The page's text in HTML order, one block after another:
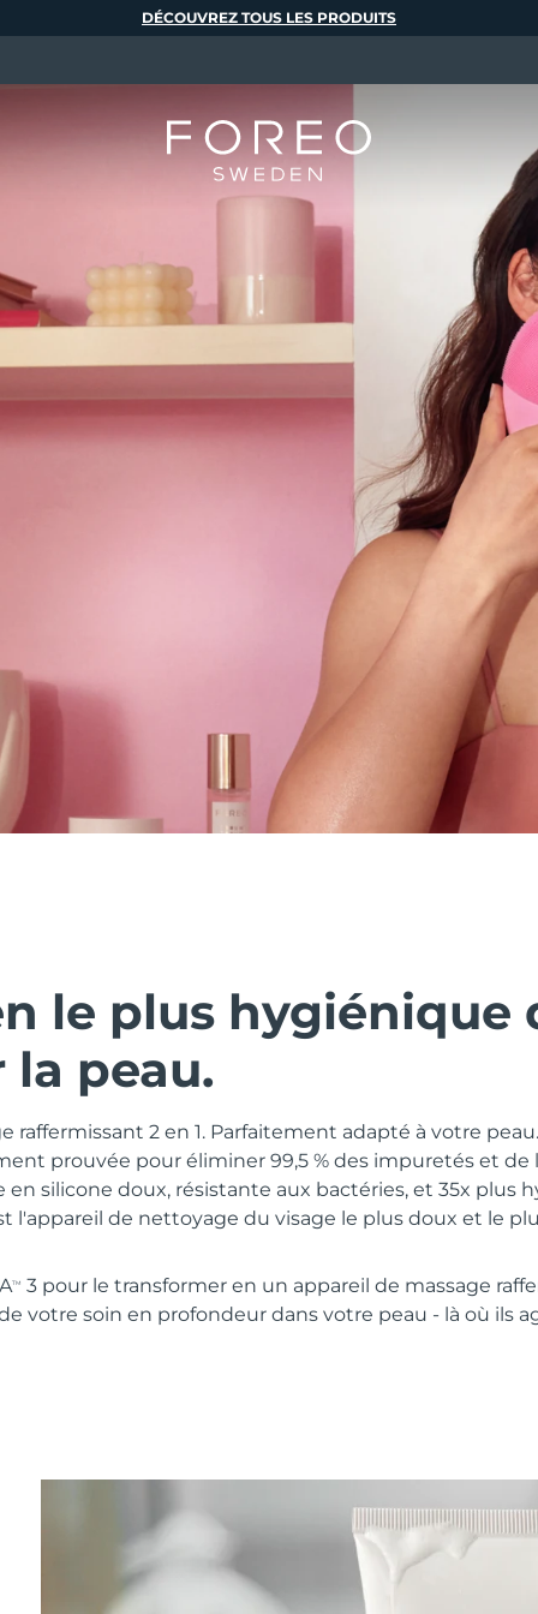
le plus hygiénique
peau.
raffermissant 2 en 1. Parfaitement adapté à votre
prouvée pour éliminer 99,5 % des impuretés et de
en silicone doux, résistante aux bactéries, et 35x plus
l'appareil de nettoyage du visage le plus doux et le
TM
3 pour le transformer en un appareil de massage
votre soin en profondeur dans votre peau - là où ils
DÉCOUVREZ TOUS LES PRODUITS